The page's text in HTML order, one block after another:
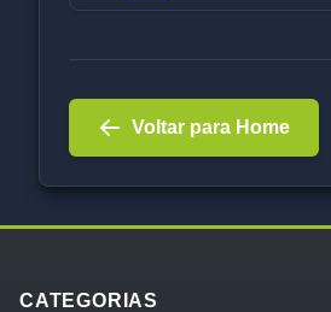
Voltar para Home
CATEGORIAS